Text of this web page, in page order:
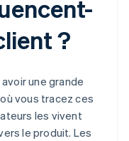
?
une grande
vous tracez ces
les vivent
le produit. Les